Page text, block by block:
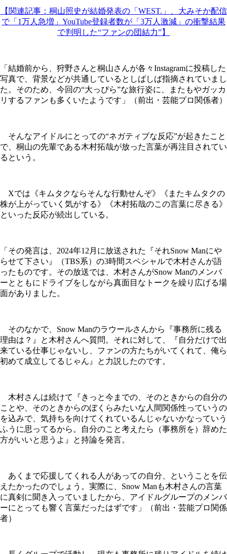
【関連記事：桐山照史が結婚発表の「WEST.」、大みそか配信
で「1万人急増」YouTube登録者数が「3万人激減」の衝撃結果
で判明した“ファンの団結力”】
「結婚前から、狩野さんと桐山さんが各々Instagramに投稿した
写真で、背景などが共通しているとしばしば指摘されていまし
た。そのため、今回の“大っぴら”な旅行姿に、またもやガッカ
リするファンも多くいたようです」（前出・芸能プロ関係者）
そんなアイドルにとっての“ネガティブな反応”が起きたこと
で、桐山の先輩である木村拓哉が放った言葉が再注目されてい
るという。
Xでは《キムタクならそんな行動せんぞ》《またキムタクの
株が上がっていく気がする》《木村拓哉のこの言葉に尽きる》
といった反応が続出している。
「その発言は、2024年12月に放送された『それSnow Manにや
らせて下さい』（TBS系）の3時間スペシャルで木村さんが語
ったものです。その放送では、木村さんがSnow Manのメンバ
ーとともにドライブをしながら真面目なトークを繰り広げる場
面がありました。
そのなかで、Snow Manのラウールさんから『事務所に残る
理由は？』と木村さんへ質問。それに対して、『自分だけで出
来ている仕事じゃないし、ファンの方たちがいてくれて、俺ら
初めて成立してるじゃん』と力説したのです。
木村さんは続けて『きっと今までの、そのときからの自分の
ことや、そのときからのぼくらみたいな人間関係性っていうの
を込みで、気持ちを向けてくれているんじゃないかなっていう
ふうに思ってるから。自分のこと考えたら（事務所を）辞めた
方がいいと思うよ』と持論を発言。
あくまで応援してくれる人があっての自分、ということを伝
えたかったのでしょう。実際に、Snow Manも木村さんの言葉
に真剣に聞き入っていましたから、アイドルグループのメンバ
ーにとっても響く言葉だったはずです」（前出・芸能プロ関係
者）